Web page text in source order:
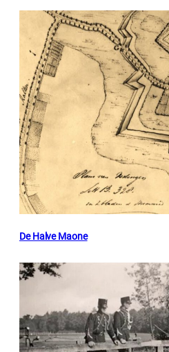
De Halve Maone